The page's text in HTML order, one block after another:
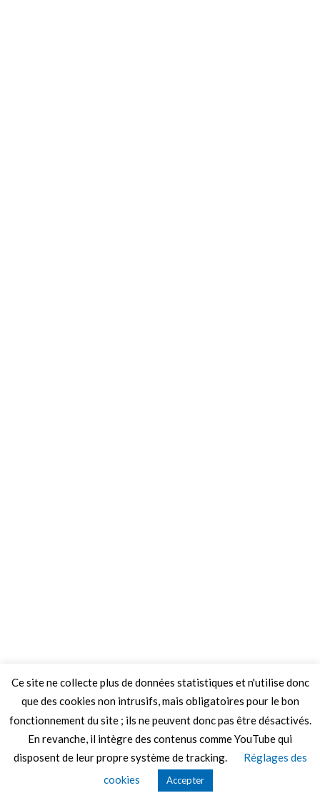
Thèmes Graphene
Ce site ne collecte plus de données statistiques et n'utilise donc
que des cookies non intrusifs, mais obligatoires pour le bon
fonctionnement du site ; ils ne peuvent donc pas être désactivés.
En revanche, il intègre des contenus comme YouTube qui
disposent de leur propre système de tracking.
Réglages des
cookies
Accepter